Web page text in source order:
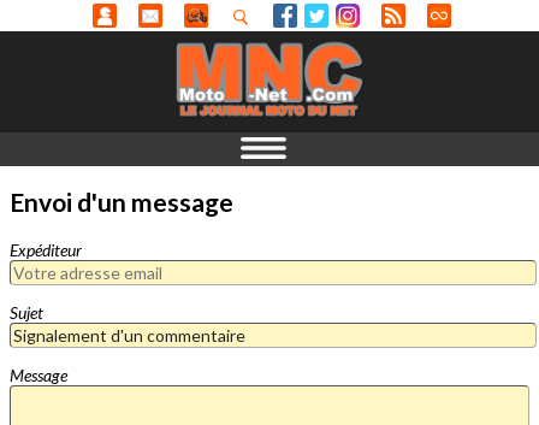
Envoi d'un message
Expéditeur
Sujet
Message